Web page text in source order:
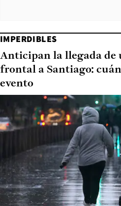
IMPERDIBLES
Anticipan la llegada de
frontal a Santiago:
evento